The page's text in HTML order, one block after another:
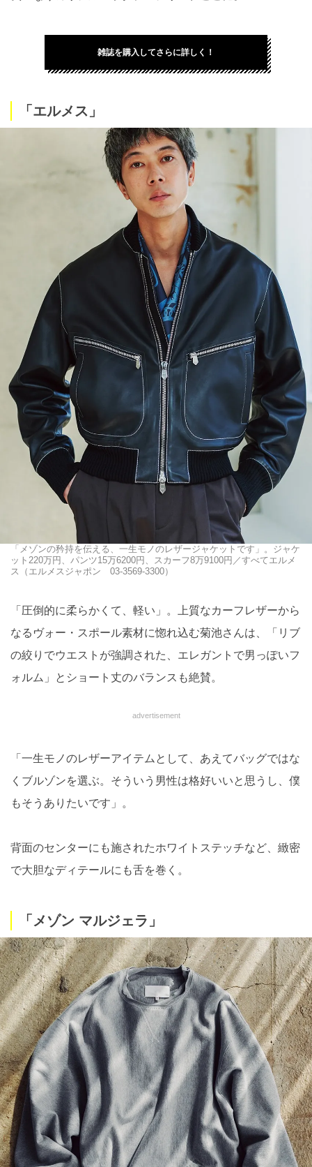
雑誌を購入してさらに詳しく！
「エルメス」
「メゾンの矜持を伝える、一生モノのレザージャケットです」。ジャケ
ット220万円、パンツ15万6200円、スカーフ8万9100円／すべてエルメ
ス（エルメスジャポン 03-3569-3300）
「圧倒的に柔らかくて、軽い」。上質なカーフレザーから
なるヴォー・スポール素材に惚れ込む菊池さんは、「リブ
の絞りでウエストが強調された、エレガントで男っぽいフ
ォルム」とショート丈のバランスも絶賛。
advertisement
「一生モノのレザーアイテムとして、あえてバッグではな
くブルゾンを選ぶ。そういう男性は格好いいと思うし、僕
もそうありたいです」。
背面のセンターにも施されたホワイトステッチなど、緻密
で大胆なディテールにも舌を巻く。
「メゾン マルジェラ」